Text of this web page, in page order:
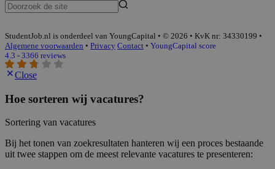
StudentJob.nl is onderdeel van YoungCapital • © 2026 • KvK nr: 34330199 •
Algemene voorwaarden • Privacy Contact • YoungCapital score
4.3 - 3366 reviews
Close
Hoe sorteren wij vacatures?
Sortering van vacatures
Bij het tonen van zoekresultaten hanteren wij een proces bestaande
uit twee stappen om de meest relevante vacatures te presenteren: